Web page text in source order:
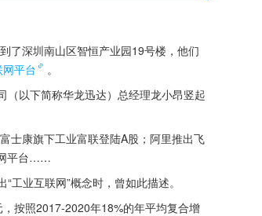
了深圳南山区智恒产业园19号楼，他们
平台
。
（以下简称华龙迅达）总经理龙小昂竖起
士康旗下工业富联登陆A股；阿里推出飞
网平台……
工业互联网”概念时，曾如此描述。
按照2017-2020年18%的年平均复合增